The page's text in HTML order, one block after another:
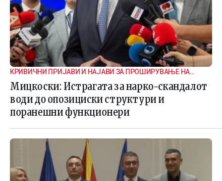
КРИВИЧНИ ПРИЈАВИ И НАЈАВИ ЗА ПРОШИРУВАЊЕ НА
ИСТРАГАТА
Мицкоски: Истрагата за нарко-скандалот
води до опозициски структури и
поранешни функционери